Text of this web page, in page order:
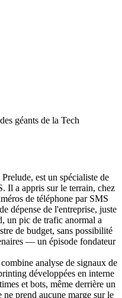
géants de la Tech
est un spécialiste de
Il a appris sur le terrain, chez
de téléphone par SMS
dépense de l'entreprise, juste
un pic de trafic anormal a
de budget, sans possibilité
— un épisode fondateur
analyse de signaux de
développées en interne
et bots, même derrière un
prend aucune marge sur le